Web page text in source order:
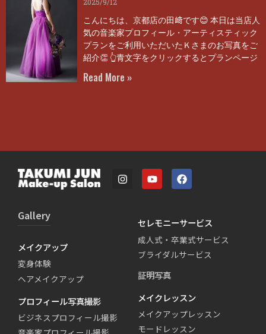
2025/9/12
こんにちは、京都店の田﨑です😊 本日は当店人
気の音楽家プロフィール・アーティスティック
プランをご利用いただいたＫさまのお写真をご
紹介👏 👆青文字をクリックするとプランページ
Read More »
Gallery
メイクアップ
変身体験
ヘアメイクアップ
プロフィール写真撮影
ビジネスプロフィール撮影
セレモニーサービス
成人式・卒業式サービス
ブライダルサービス
証明写真
メイクレッスン
メイクアップレッスン
モードレッスン